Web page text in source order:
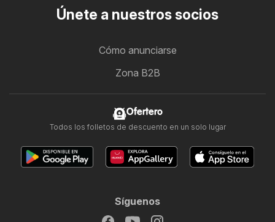
Únete a nuestros socios
Cómo anunciarse
Zona B2B
Ofertero
Todos los folletos de descuento en un solo lugar
Síguenos